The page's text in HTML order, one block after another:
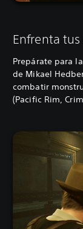
Enfrenta
Prepárate para
de Mikael
combatir
(Pacific Rim,